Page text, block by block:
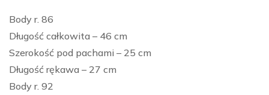
Body r. 86
Długość całkowita – 46 cm
Szerokość pod pachami – 25 cm
Długość rękawa – 27 cm
Body r. 92